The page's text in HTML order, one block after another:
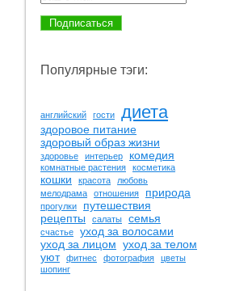
Популярные тэги:
английский гости диета
здоровое питание
здоровый образ жизни
здоровье интерьер комедия
комнатные растения косметика
кошки красота
любовь
мелодрама
отношения природа
прогулки
путешествия
рецепты
салаты семья
счастье
уход за волосами
уход за лицом уход за телом
уют
фитнес фотография
цветы
шопинг